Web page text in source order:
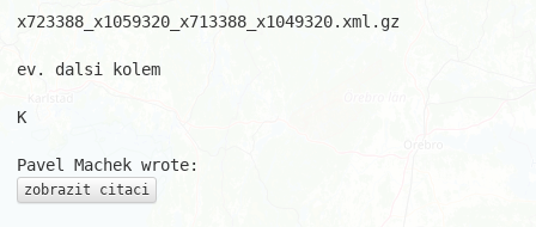
x723388_x1059320_x713388_x1049320.xml.gz
ev. dalsi kolem
K
zobrazit citaci